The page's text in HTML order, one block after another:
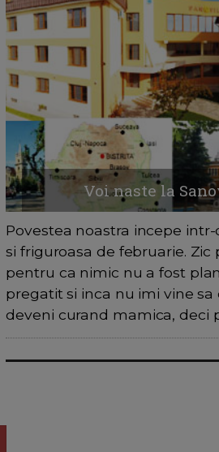
Voi naste la
Povestea noastra incepe intr-
si friguroasa de februarie. Zic
pentru ca nimic nu a fost
pregatit si inca nu imi vine sa
deveni curand mamica, deci